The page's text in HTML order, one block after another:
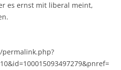
es ernst mit liberal meint,
permalink.php?